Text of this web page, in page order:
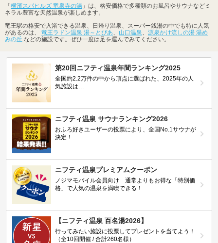
「 横濱スパヒルズ 竜泉寺の湯 」は、格安価格で多種類のお風呂やサウナなどミ
ネラル豊富な天然温泉が楽しめます。
竜王駅の格安で入浴できる温泉、日帰り温泉、スーパー銭湯の中でも特に人気
があるのは、 竜王ラドン温泉 湯～とぴあ、 山口温泉、 源泉かけ流しの湯 湯め
みの丘 などの施設です。ぜひ一度は足を運んでみてください。
第20回ニフティ温泉年間ランキング2025
全国約2.2万件の中から頂点に選ばれた、2025年の人
気施設は…
ニフティ温泉 サウナランキング2026
おふろ好きユーザーの投票により、全国No.1サウナが
決定！
ニフティ温泉プレミアムクーポン
ノジマモバイル会員向け 通常よりもお得な「特別価
格」で人気の温泉を満喫できる！
【ニフティ温泉 百名湯2026】
行ってみたい施設に投票してプレゼントを当てよう！
（全10回開催 / 合計260名様）